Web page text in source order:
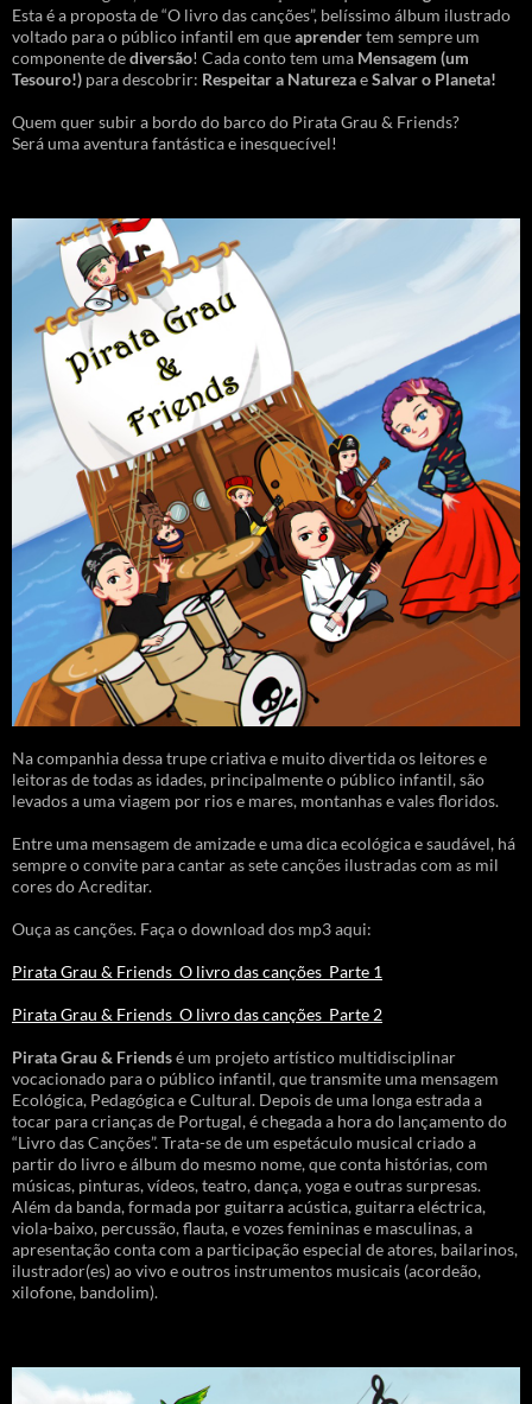
Esta é a proposta de “O livro das canções”, belíssimo álbum ilustrado
voltado para o público infantil em queaprendertem sempre um
componente dediversão! Cada conto tem uma Mensagem (um
Tesouro!) para descobrir: Respeitar a NaturezaeSalvar o Planeta!
Quem quer subir a bordo do barco do Pirata Grau & Friends?
Será uma aventura fantástica e inesquecível!
Na companhia dessa trupe criativa e muito divertida os leitores e
leitoras de todas as idades, principalmente o público infantil, são
levados a uma viagem por rios e mares, montanhas e vales floridos.
Entre uma mensagem de amizade e uma dica ecológica e saudável, há
sempre o convite para cantar as sete canções ilustradas com as mil
cores do Acreditar.
Ouça as canções. Faça o download dos mp3 aqui:
Pirata Grau & Friends_O livro das canções_Parte 1
Pirata Grau & Friends_O livro das canções_Parte 2
Pirata Grau & Friendsé um projeto artístico multidisciplinar
vocacionado para o público infantil, que transmite uma mensagem
Ecológica, Pedagógica e Cultural. Depois de uma longa estrada a
tocar para crianças de Portugal, é chegada a hora do lançamento do
“Livro das Canções”. Trata-se de um espetáculo musical criado a
partir do livro e álbum do mesmo nome, que conta histórias, com
músicas, pinturas, vídeos, teatro, dança, yoga e outras surpresas.
Além da banda, formada por guitarra acústica, guitarra eléctrica,
viola-baixo, percussão, flauta, e vozes femininas e masculinas, a
apresentação conta com a participação especial de atores, bailarinos,
ilustrador(es) ao vivo e outros instrumentos musicais (acordeão,
xilofone, bandolim).